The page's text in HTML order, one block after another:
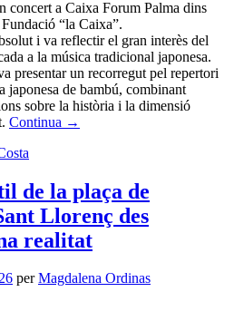
concert a Caixa Forum Palma dins
“la Caixa”.
i va reflectir el gran interès del
a la música tradicional japonesa.
presentar un recorregut pel repertori
japonesa de bambú, combinant
sobre la història i la dimensió
Continua →
de la plaça de
Llorenç des
realitat
perMagdalena Ordinas